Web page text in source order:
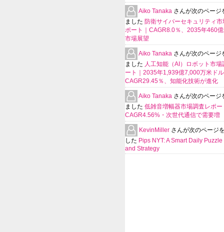
Aiko Tanaka さんが次のページ
ました 防衛サイバーセキュリティ
ポート｜CAGR8.0％、2035年460
市場展望
Aiko Tanaka さんが次のページ
ました 人工知能（AI）ロボット市場
ート｜2035年1,939億7,000万米ド
CAGR29.45％、知能化技術が進化
Aiko Tanaka さんが次のページ
ました 低雑音増幅器市場調査レポー
CAGR4.56%・次世代通信で需要増
KevinMiller さんが次のページ
した Pips NYT: A Smart Daily
and Strategy